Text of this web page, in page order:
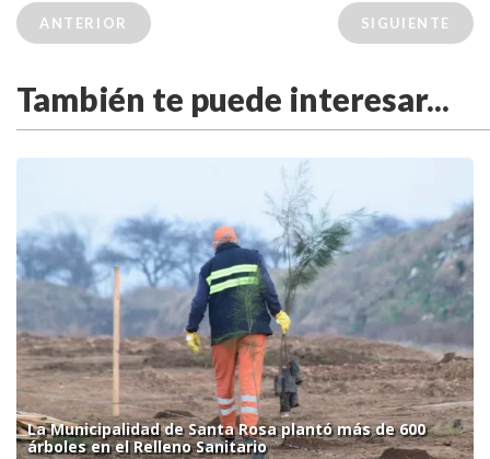
ANTERIOR SIGUIENTE
También te puede interesar...
La Municipalidad de Santa Rosa plantó más de 600
árboles en el Relleno Sanitario